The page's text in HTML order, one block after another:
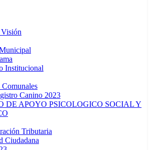
Institucional
Canino 2023
DE APOYO PSICOLOGICO SOCIAL Y
Tributaria
Ciudadana